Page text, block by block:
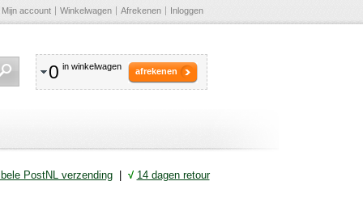
Mijn account Winkelwagen Afrekenen Inloggen
0 in winkelwagen afrekenen
PostNL verzending| √ 14 dagen retour